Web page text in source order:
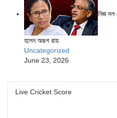
নিজ দল
হলেন অরূপ রায়
Uncategorized
June 23, 2026
Live Cricket Score